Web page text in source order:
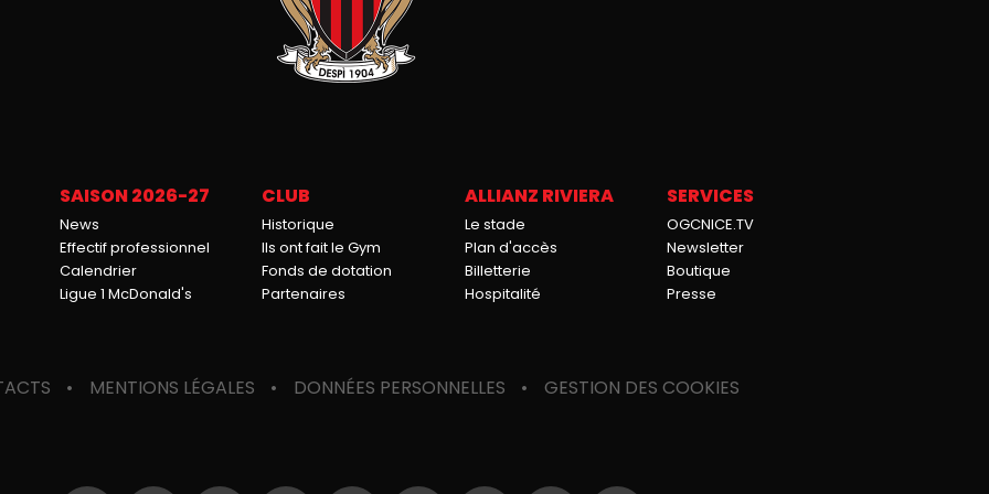
SAISON 2026-27
News
Effectif professionnel
Calendrier
Ligue 1 McDonald's
CLUB
Historique
Ils ont fait le Gym
Fonds de dotation
Partenaires
ALLIANZ RIVIERA
Le stade
Plan d'accès
Billetterie
Hospitalité
SERVICES
OGCNICE.TV
Newsletter
Boutique
Presse
MENTIONS LÉGALES DONNÉES PERSONNELLES GESTION DES COOKIES